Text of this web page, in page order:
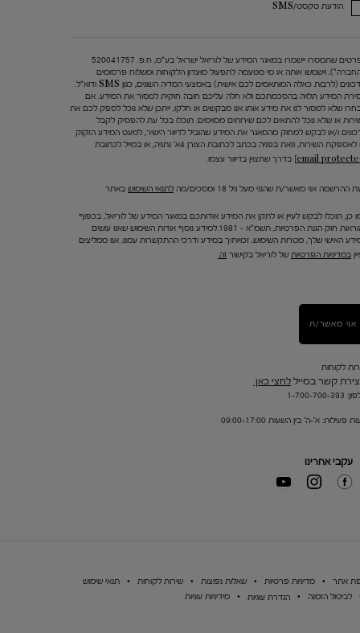
הודעת טקסט/SMS
הפרטים שתמסרו יישמרו במאגר המידע של לוריאל ישראל בע"מ, ח.פ. 520041757
וישמשו אותה או מי מטעמה לתפעול מועדון הלקוחות ומשלוח פרסומים
ועדכונים (לרבות כאלה המותאמים לכם אישית) באמצעי המדיה השונים, כגון SMS ודוא"ל.
המידע תלויה בהסכמתכם ולא חלה עליכם חובה חוקית למסור את המידע. אם
שלא למסור לנו את מידע אותו אנו מבקשים או חלקו, ייתכן שלא נוכל לספק לכם את
או שלא נוכל להתאים לכם שירותים מסוימים. תוכלו בכל עת להפסיק לקבל
ו/או לבקש למחוק מהמאגר את המידע שהוביל לדיוור הישיר, למעט המידע הזקוק
לאספקת השירות, וזאת בפניה בכתב לכתובת הצורן 4א' נתניה, או במייל לכתובת
בדרך שתצוין בדיוור עצמו.
ההרשמה אני מאשר/ת שהנני מעל גיל 18 ומסכים/מה לתנאי השימוש באתר
כן, תוכלו לבקש לעיין או לתקן את המידע אודותכם במאגר המידע של לוריאל, בכפוף
להוראות חוק הגנת הפרטיות, תשמ"א – 1981.למידע נוסף אודות השימוש שאנו עושים
האישי שלך, מטרות השימוש, זכויותיך במידע ודרכי ההתקשרות עמנו, אנו ממליצים
במדיניות הפרטיות של לוריאל בקישור זה.
אני מאשר/ת
לקוחות
קשר במייל לחצי כאן
700-393
פעילות: א'-ה' בין השעות 09:00-17:00
עקבי אחרינו
אתר מדיניות פרטיות שאלות נפוצות שירות לקוחות
תנאי שימוש
לביטול הזמנה
הגדרת עוגיות מידיניות עוגיות